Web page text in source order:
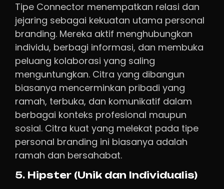
Tipe Connector menempatkan relasi dan
jejaring sebagai kekuatan utama personal
branding. Mereka aktif menghubungkan
individu, berbagi informasi, dan membuka
peluang kolaborasi yang saling
menguntungkan. Citra yang dibangun
biasanya mencerminkan pribadi yang
ramah, terbuka, dan komunikatif dalam
berbagai konteks profesional maupun
sosial. Citra kuat yang melekat pada tipe
personal branding ini biasanya adalah
ramah dan bersahabat.
5. Hipster (Unik dan Individualis)